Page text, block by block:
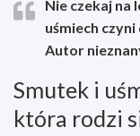
Nie czekaj na
uśmiech
Autor
Smutek i
która rodzi